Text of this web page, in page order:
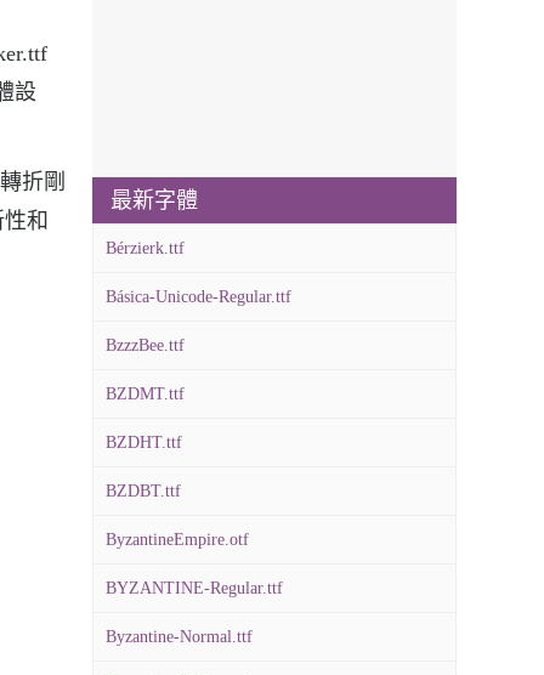
設
折剛
和
最新字體
Bérzierk.ttf
Básica-Unicode-Regular.ttf
BzzzBee.ttf
BZDMT.ttf
BZDHT.ttf
BZDBT.ttf
ByzantineEmpire.otf
BYZANTINE-Regular.ttf
Byzantine-Normal.ttf